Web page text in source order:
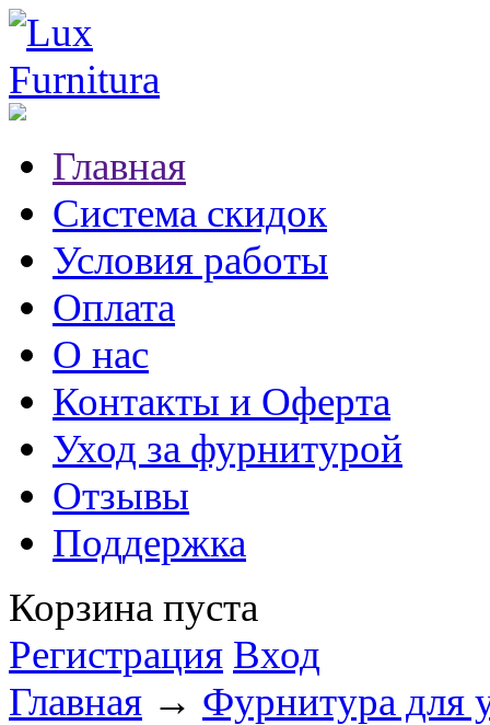
Главная
Система скидок
Условия работы
Оплата
О нас
Контакты и Оферта
Уход за фурнитурой
Отзывы
Поддержка
Корзина пуста
Регистрация Вход
Главная → Фурнитура для